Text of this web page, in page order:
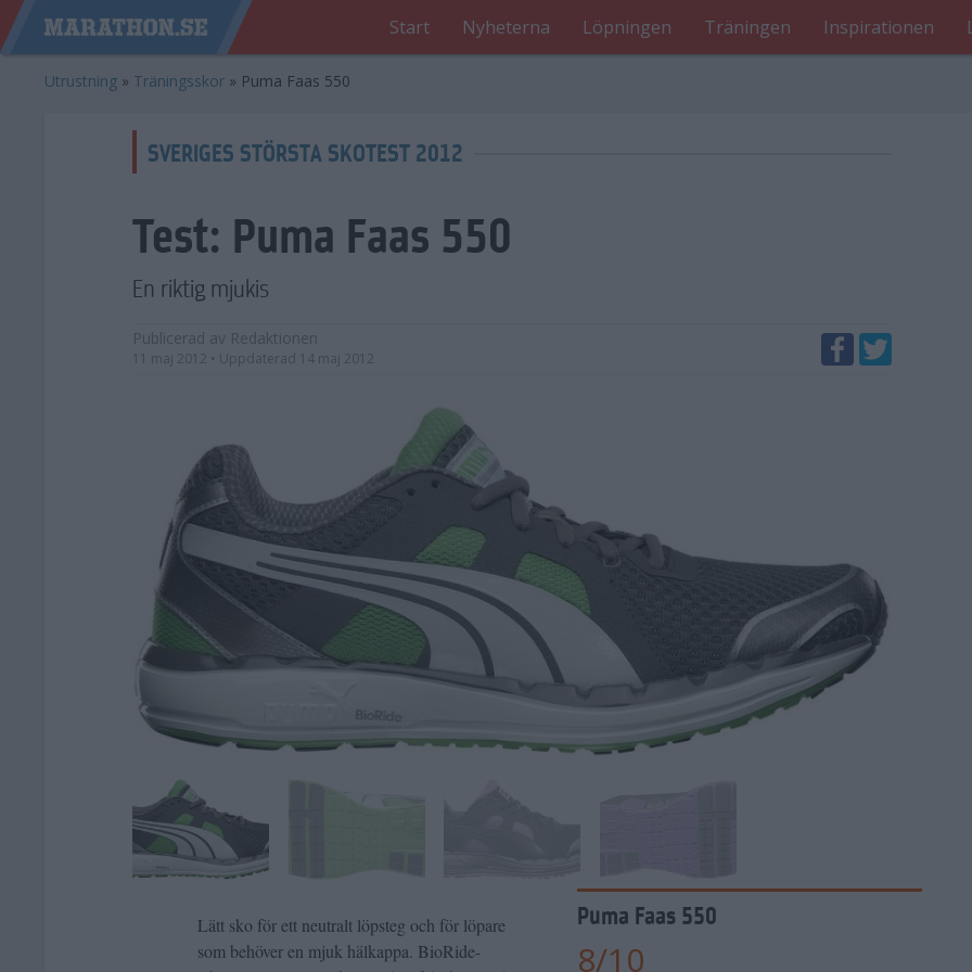
Start Nyheterna Löpningen Träningen Inspirationen
Utrustning » Träningsskor » Puma Faas 550
SVERIGES STÖRSTA SKOTEST 2012
Test: Puma Faas 550
En riktig mjukis
Publicerad av Redaktionen
11 maj 2012 • Uppdaterad 14 maj 2012
Puma Faas 550
8/10
Lätt sko för ett neutralt löpsteg och för löpare
som behöver en mjuk hälkappa. BioRide-